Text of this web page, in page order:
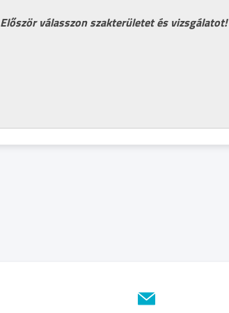
Először válasszon szakterületet és vizsgálatot!